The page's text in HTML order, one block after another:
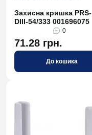
Захисна кришка PRS-
DIII-54/333 001696075
0
71.28 грн.
До кошика